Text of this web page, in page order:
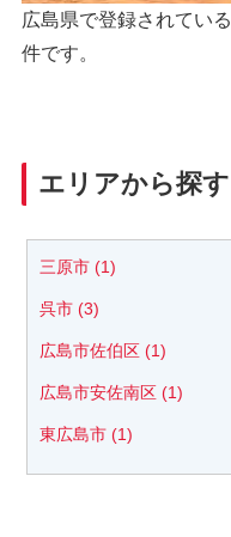
広島県で登録されてい
件です。
エリアから探す
三原市 (1)
呉市 (3)
広島市佐伯区 (1)
広島市安佐南区 (1)
東広島市 (1)